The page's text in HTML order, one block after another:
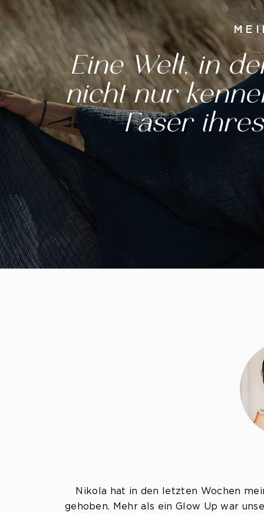
Eine Welt, in
nicht nur
Faser
Nikola hat in den letzten Wochen
gehoben. Mehr als ein Glow Up war